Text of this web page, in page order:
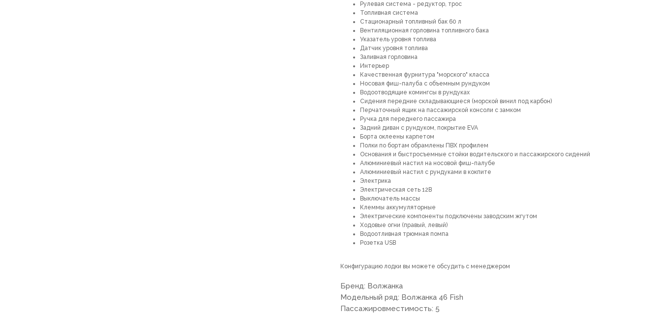
Рулевая система - редуктор, трос
Топливная система
Стационарный топливный бак 60 л
Вентиляционная горловина топливного бака
Указатель уровня топлива
Датчик уровня топлива
Заливная горловина
Интерьер
Качественная фурнитура "морского" класса
Носовая фиш-палуба с объемным рундуком
Водоотводящие комингсы в рундуках
Сидения передние складывающиеся (морской винил под карбон)
Перчаточный ящик на пассажирской консоли с замком
Ручка для переднего пассажира
Задний диван с рундуком, покрытие EVA
Борта оклеены карпетом
Полки по бортам обрамлены ПВХ профилем
Основания и быстросъемные стойки водительского и пассажирского сидений
Алюминиевый настил на носовой фиш-палубе
Алюминиевый настил с рундуками в кокпите
Электрика
Электрическая сеть 12В
Выключатель массы
Клеммы аккумуляторные
Электрические компоненты подключены заводским жгутом
Ходовые огни (правый, левый)
Водоотливная трюмная помпа
Розетка USB
Конфигурацию лодки вы можете обсудить с менеджером
Бренд: Волжанка
Модельный ряд: Волжанка 46 Fish
Пассажировместимость: 5